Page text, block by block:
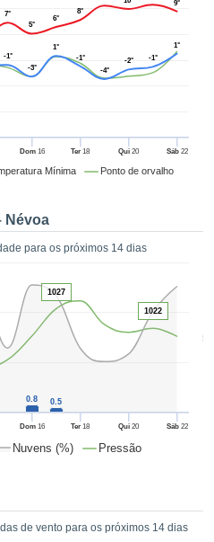
Mínima Ponto de orvalho
Dom16 Ter 18 Qui 20 Sáb22
7°
5°
6°
8°
9°
-1°
-3°
1°
-1°
-4°
-2° -1°
1°
Névoa
para os próximos 14 dias
Nuvens (%) Pressão
50
Dom16 Ter 18 Qui 20 Sáb22
0.8 0.5
1027
1022
de vento para os próximos 14 dias